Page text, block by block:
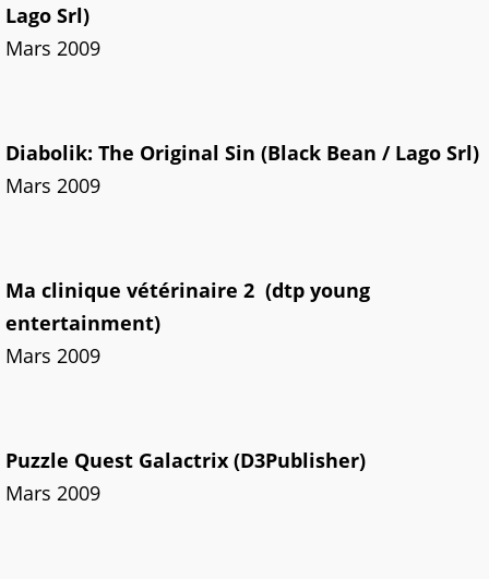
Lago Srl)
Mars 2009
Diabolik: The Original Sin (Black Bean / Lago Srl)
Mars 2009
Ma clinique vétérinaire 2 (dtp young
entertainment)
Mars 2009
Puzzle Quest Galactrix (D3Publisher)
Mars 2009